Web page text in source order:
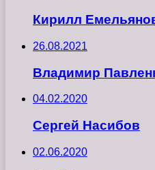
Кирилл
26.08.2021
Владимир
04.02.2020
Сергей Насибов
02.06.2020